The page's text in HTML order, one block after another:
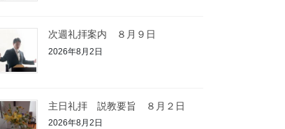
次週礼拝案内 ８月９日
2026年8月2日
主日礼拝 説教要旨 ８月２日
2026年8月2日